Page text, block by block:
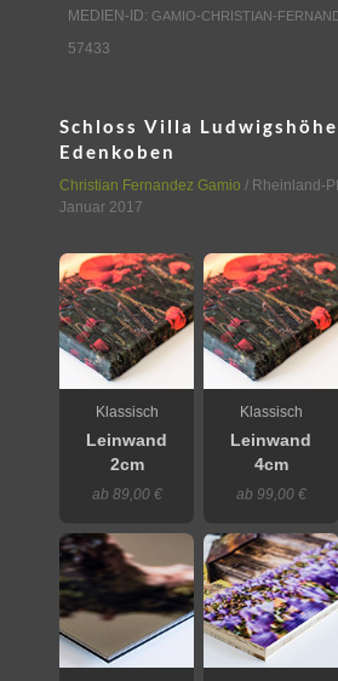
MEDIEN-ID: GAMIO-CHRISTIAN-
57433
Schloss Villa
Edenkoben
Christian Fernandez Gamio / Rheinland-
Januar 2017
Klassisch
Leinwand
2cm
ab 89,00 €
Klassisch
Leinwand
4cm
ab 99,00 €